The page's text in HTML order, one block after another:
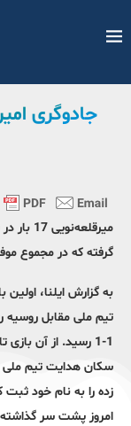
جادوگری
گرفته که در مجموع موفق شده 47 گل زده را به
به گزارش ایلنا،
تیم ملی مقابل روسیه
امروز پشت سر